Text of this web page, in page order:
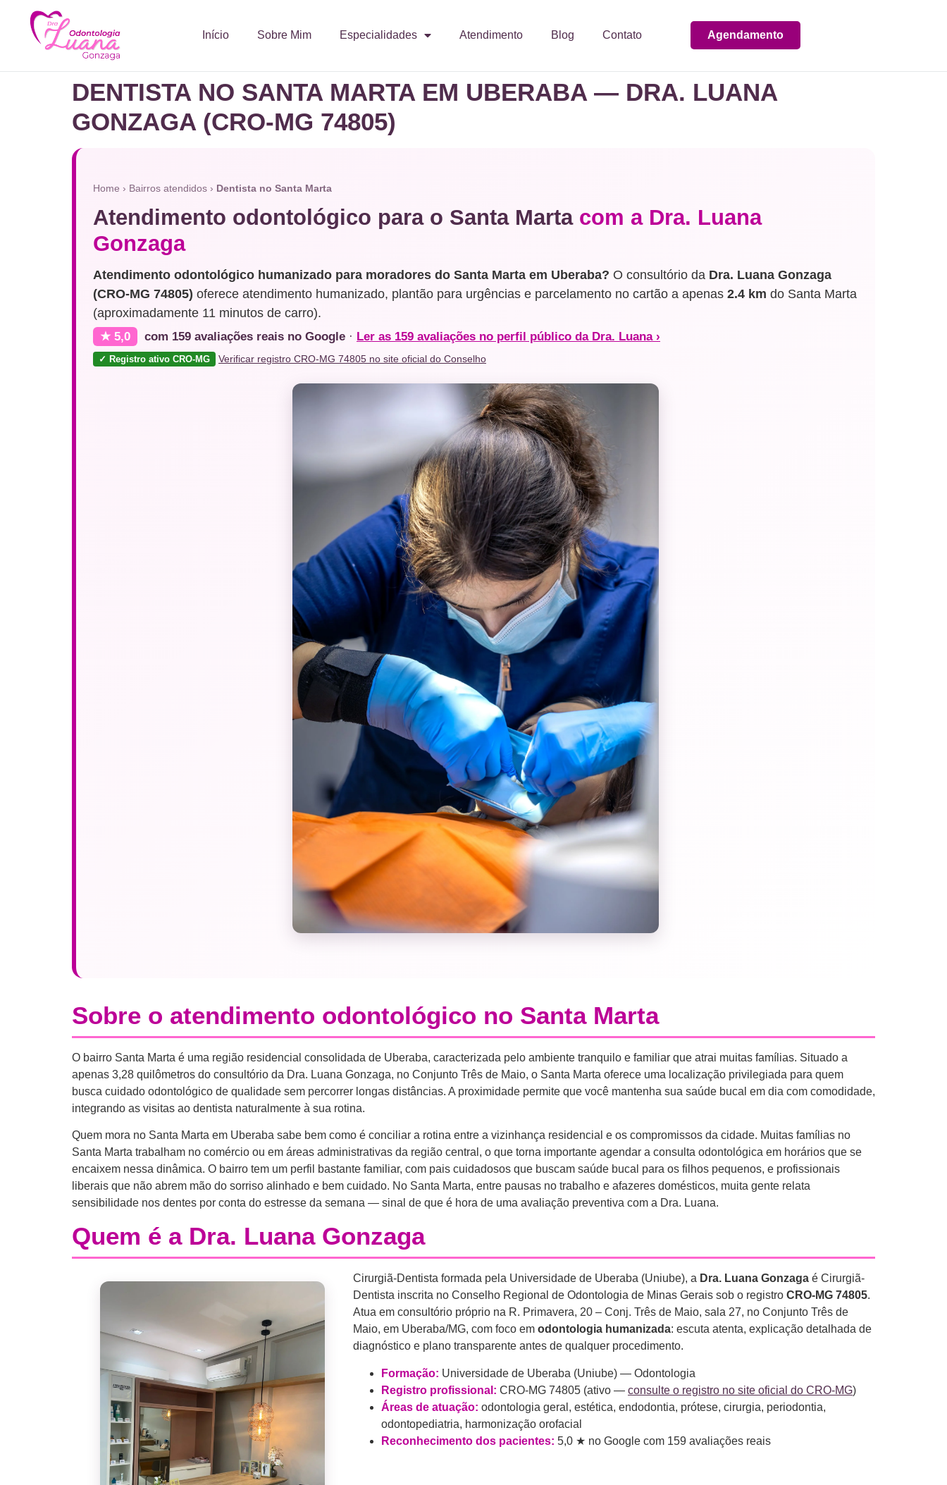
Início Sobre Mim Especialidades Atendimento Blog Contato Agendamento
DENTISTA NO SANTA MARTA EM UBERABA — DRA. LUANA
GONZAGA (CRO-MG 74805)
Home › Bairros atendidos › Dentista no Santa Marta
Atendimento odontológico para o Santa Marta com a Dra. Luana
Gonzaga
Atendimento odontológico humanizado para moradores do Santa Marta em Uberaba? O consultório da Dra. Luana Gonzaga
(CRO-MG 74805) oferece atendimento humanizado, plantão para urgências e parcelamento no cartão a apenas 2.4 km do Santa Marta
(aproximadamente 11 minutos de carro).
★ 5,0 com 159 avaliações reais no Google · Ler as 159 avaliações no perfil público da Dra. Luana ›
✓ Registro ativo CRO-MG Verificar registro CRO-MG 74805 no site oficial do Conselho
Sobre o atendimento odontológico no Santa Marta
O bairro Santa Marta é uma região residencial consolidada de Uberaba, caracterizada pelo ambiente tranquilo e familiar que atrai muitas famílias. Situado a
apenas 3,28 quilômetros do consultório da Dra. Luana Gonzaga, no Conjunto Três de Maio, o Santa Marta oferece uma localização privilegiada para quem
busca cuidado odontológico de qualidade sem percorrer longas distâncias. A proximidade permite que você mantenha sua saúde bucal em dia com comodidade,
integrando as visitas ao dentista naturalmente à sua rotina.
Quem mora no Santa Marta em Uberaba sabe bem como é conciliar a rotina entre a vizinhança residencial e os compromissos da cidade. Muitas famílias no
Santa Marta trabalham no comércio ou em áreas administrativas da região central, o que torna importante agendar a consulta odontológica em horários que se
encaixem nessa dinâmica. O bairro tem um perfil bastante familiar, com pais cuidadosos que buscam saúde bucal para os filhos pequenos, e profissionais
liberais que não abrem mão do sorriso alinhado e bem cuidado. No Santa Marta, entre pausas no trabalho e afazeres domésticos, muita gente relata
sensibilidade nos dentes por conta do estresse da semana — sinal de que é hora de uma avaliação preventiva com a Dra. Luana.
Quem é a Dra. Luana Gonzaga
Cirurgiã-Dentista formada pela Universidade de Uberaba (Uniube), a Dra. Luana Gonzaga é Cirurgiã-
Dentista inscrita no Conselho Regional de Odontologia de Minas Gerais sob o registro CRO-MG 74805.
Atua em consultório próprio na R. Primavera, 20 – Conj. Três de Maio, sala 27, no Conjunto Três de
Maio, em Uberaba/MG, com foco em odontologia humanizada: escuta atenta, explicação detalhada de
diagnóstico e plano transparente antes de qualquer procedimento.
Formação: Universidade de Uberaba (Uniube) — Odontologia
Registro profissional: CRO-MG 74805 (ativo — consulte o registro no site oficial do CRO-MG)
Áreas de atuação: odontologia geral, estética, endodontia, prótese, cirurgia, periodontia,
odontopediatria, harmonização orofacial
Reconhecimento dos pacientes: 5,0 ★ no Google com 159 avaliações reais